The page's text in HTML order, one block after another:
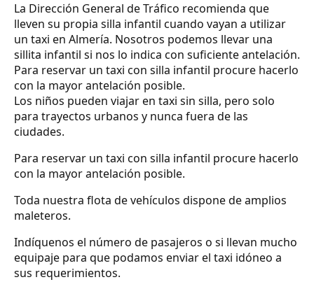
La Dirección General de Tráfico recomienda que
lleven su propia silla infantil cuando vayan a utilizar
un taxi en Almería. Nosotros podemos llevar una
sillita infantil si nos lo indica con suficiente antelación.
Para reservar un taxi con silla infantil procure hacerlo
con la mayor antelación posible.
Los niños pueden viajar en taxi sin silla, pero solo
para trayectos urbanos y nunca fuera de las
ciudades.
Para reservar un taxi con silla infantil procure hacerlo
con la mayor antelación posible.
Toda nuestra flota de vehículos dispone de amplios
maleteros.
Indíquenos el número de pasajeros o si llevan mucho
equipaje para que podamos enviar el taxi idóneo a
sus requerimientos.